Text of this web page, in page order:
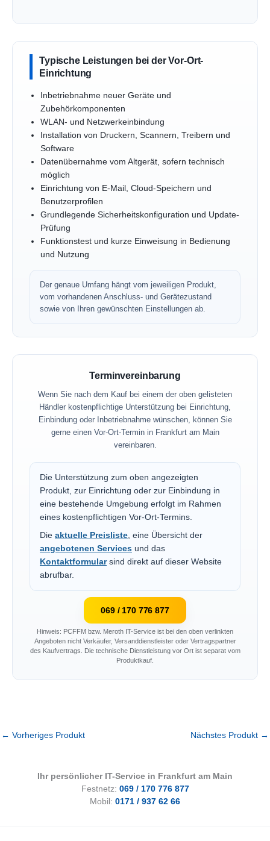
Typische Leistungen bei der Vor-Ort-
Einrichtung
Inbetriebnahme neuer Geräte und
Zubehörkomponenten
WLAN- und Netzwerkeinbindung
Installation von Druckern, Scannern, Treibern und
Software
Datenübernahme vom Altgerät, sofern technisch
möglich
Einrichtung von E-Mail, Cloud-Speichern und
Benutzerprofilen
Grundlegende Sicherheitskonfiguration und Update-
Prüfung
Funktionstest und kurze Einweisung in Bedienung
und Nutzung
Der genaue Umfang hängt vom jeweiligen Produkt,
vom vorhandenen Anschluss- und Gerätezustand
sowie von Ihren gewünschten Einstellungen ab.
Terminvereinbarung
Wenn Sie nach dem Kauf bei einem der oben gelisteten
Händler kostenpflichtige Unterstützung bei Einrichtung,
Einbindung oder Inbetriebnahme wünschen, können Sie
gerne einen Vor-Ort-Termin in Frankfurt am Main
vereinbaren.
Die Unterstützung zum oben angezeigten
Produkt, zur Einrichtung oder zur Einbindung in
eine bestehende Umgebung erfolgt im Rahmen
eines kostenpflichtigen Vor-Ort-Termins.
Die aktuelle Preisliste, eine Übersicht der
angebotenen Services und das
Kontaktformularsind direkt auf dieser Website
abrufbar.
069 / 170 776 877
Hinweis: PCFFM bzw. Meroth IT-Service ist bei den oben verlinkten
Angeboten nicht Verkäufer, Versanddienstleister oder Vertragspartner
des Kaufvertrags. Die technische Dienstleistung vor Ort ist separat vom
Produktkauf.
← Vorheriges Produkt Nächstes Produkt →
Ihr persönlicher IT-Service in Frankfurt am Main
Festnetz: 069 / 170 776 877
Mobil: 0171 / 937 62 66